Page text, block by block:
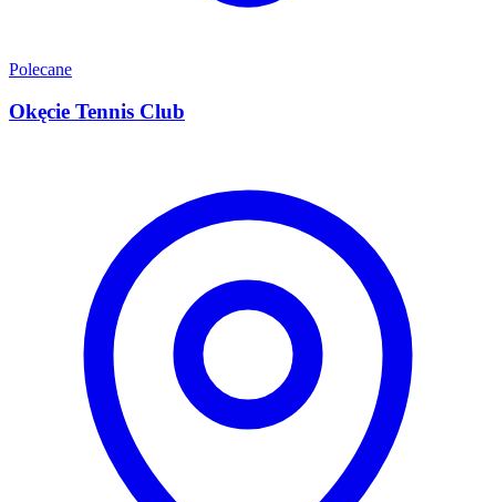
Polecane
Okęcie Tennis Club